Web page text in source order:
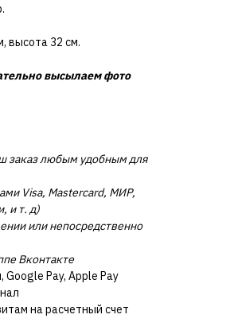
высота 32 см.
высылаем фото
заказ любым удобным для
Visa, Mastercard, МИР,
и т. д)
или непосредственно
Вконтакте
Pay, Apple Pay
на расчетный счет